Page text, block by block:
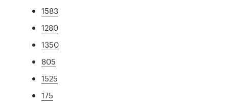
1583
1280
1350
805
1525
175